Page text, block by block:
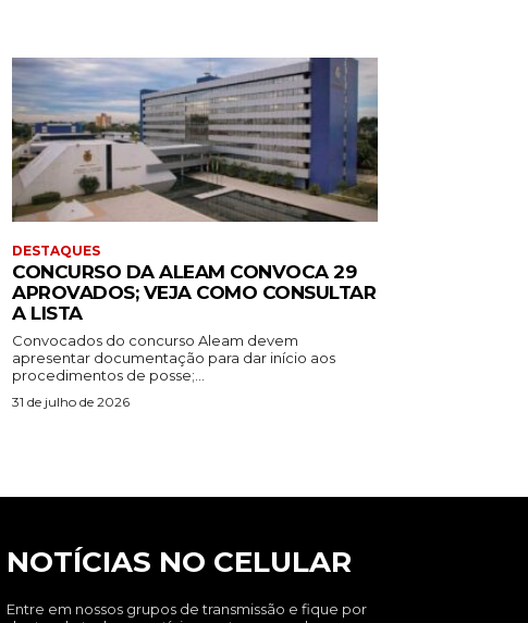
DESTAQUES
CONCURSO DA ALEAM CONVOCA 29
APROVADOS; VEJA COMO CONSULTAR
A LISTA
Convocados do concurso Aleam devem
apresentar documentação para dar início aos
procedimentos de posse;...
31 de julho de 2026
NOTÍCIAS NO CELULAR
Entre em nossos grupos de transmissão e fique por